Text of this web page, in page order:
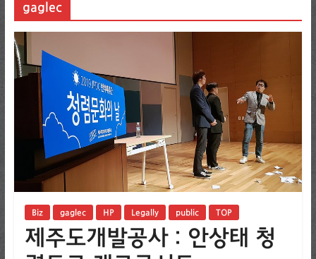
gaglec
Biz gaglec HP Legally public TOP
제주도개발공사 : 안상태 청